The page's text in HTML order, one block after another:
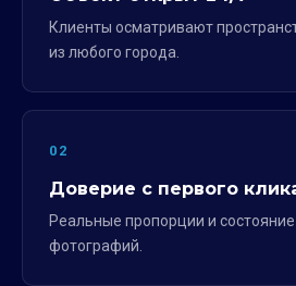
Клиенты осматривают
из любого города.
02
Доверие с первого
Реальные пропорции и
фотографий.